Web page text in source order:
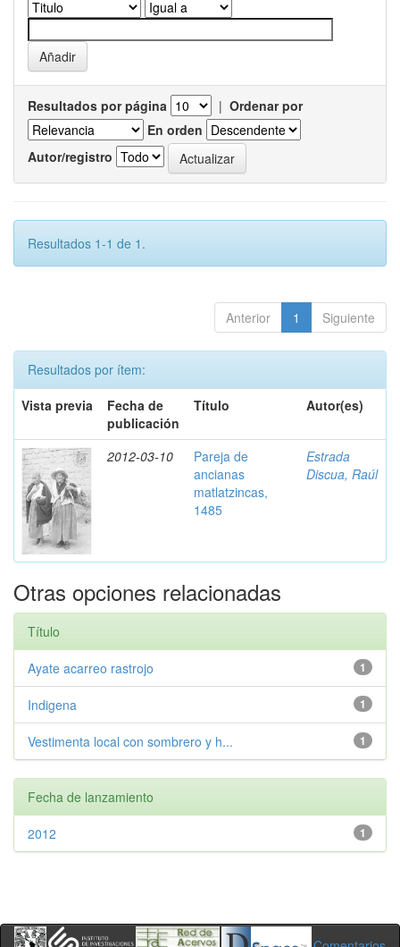
Resultados por página | Ordenar por
En orden
Autor/registro
Resultados 1-1 de 1.
Anterior 1 Siguiente
Resultados por ítem:
Vista previa
Fecha de
publicación
Título Autor(es)
2012-03-10
Pareja de
ancianas
matlatzincas,
1485
Estrada
Discua, Raúl
Otras opciones relacionadas
Título
1
Ayate acarreo rastrojo
1
Indigena
1
Vestimenta local con sombrero y h...
Fecha de lanzamiento
1
2012